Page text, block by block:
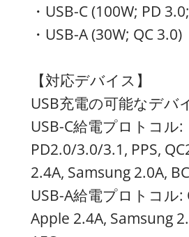
・USB-C (100W; PD
・USB-A (30W; QC 3.0)
【対応デバイス】
USB充電の可能なデバ
USB-C給電プロトコル:
PD2.0/3.0/3.1, PPS,
2.4A, Samsung 2.0A,
USB-A給電プロトコル:
Apple 2.4A, Samsung